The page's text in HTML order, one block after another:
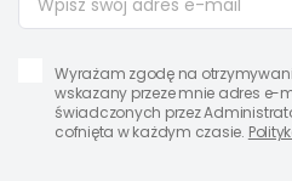
Wyrażam zgodę na
wskazany przeze mnie adres
świadczonych przez
cofnięta w każdym czasie.